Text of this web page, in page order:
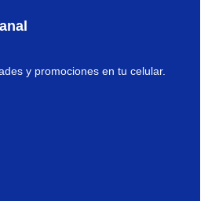
y promociones en tu celular.